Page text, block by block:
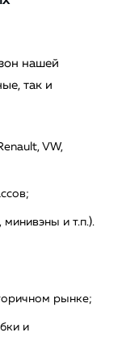
нашей
так и
VW,
и т.п.).
рынке;
и